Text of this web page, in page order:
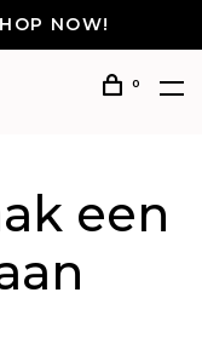
NOW!
0
een